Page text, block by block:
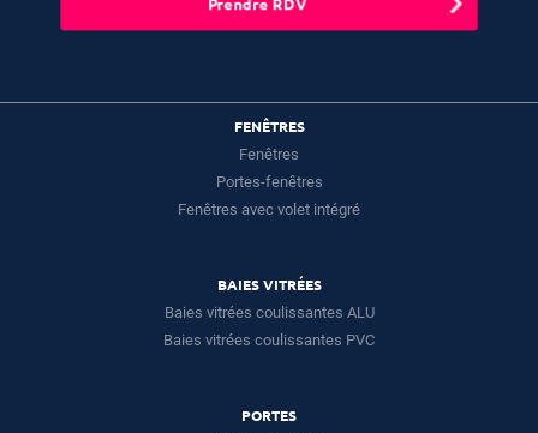
FENÊTRES
Fenêtres
Portes-fenêtres
Fenêtres avec volet intégré
BAIES VITRÉES
Baies vitrées coulissantes ALU
Baies vitrées coulissantes PVC
PORTES